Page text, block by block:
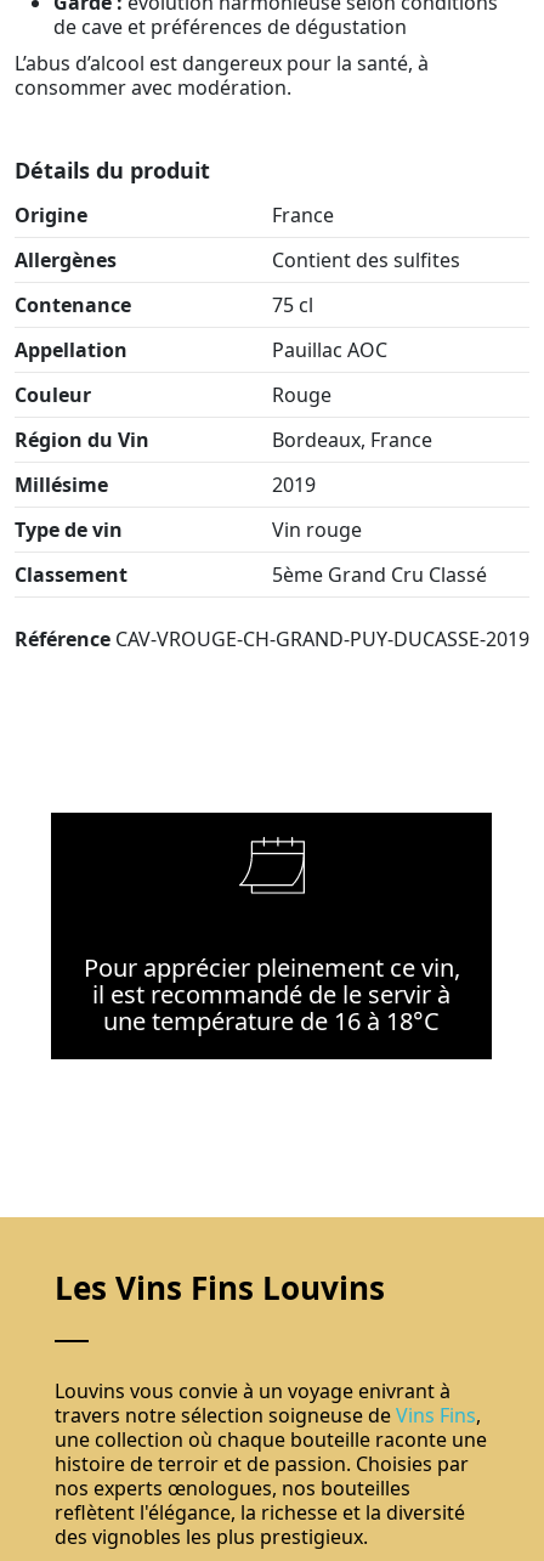
de cave et préférences de dégustation
L’abus d’alcool est dangereux pour la santé, à
consommer avec modération.
Détails du produit
Origine
France
Allergènes
Contient des sulfites
Contenance
75 cl
Appellation
Pauillac AOC
Couleur
Rouge
Région du Vin
Bordeaux, France
Millésime
2019
Type de vin
Vin rouge
Classement
5ème Grand Cru Classé
Référence CAV-VROUGE-CH-GRAND-PUY-DUCASSE-2019
Pour apprécier pleinement ce vin,
il est recommandé de le servir à
une température de 16 à 18°C
Les Vins Fins Louvins
Louvins vous convie à un voyage enivrant à
travers notre sélection soigneuse deVins Fins,
une collection où chaque bouteille raconte une
histoire de terroir et de passion. Choisies par
nos experts œnologues, nos bouteilles
reflètent l'élégance, la richesse et la diversité
des vignobles les plus prestigieux.